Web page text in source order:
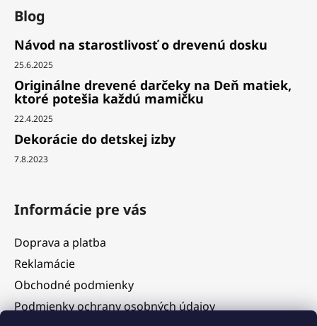
Blog
Návod na starostlivosť o drevenú dosku
25.6.2025
Originálne drevené darčeky na Deň matiek,
ktoré potešia každú mamičku
22.4.2025
Dekorácie do detskej izby
7.8.2023
Informácie pre vás
Doprava a platba
Reklamácie
Obchodné podmienky
Podmienky ochrany osobných údajov